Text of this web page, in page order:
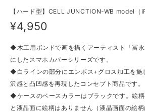
【ハード型】CELL JUNCTION-WB model（
¥4,950
◆木工用ボンドで画を描くアーティスト「冨
にしたスマホカバーシリーズです。
◆白ラインの部分にエンボス+グロス加工を施
沢感と凸凹感を再現したコンセプト商品です。
◆ケースのベースカラーはブラックです。絵
と液晶面に絵柄はありません（液晶画面の絵柄